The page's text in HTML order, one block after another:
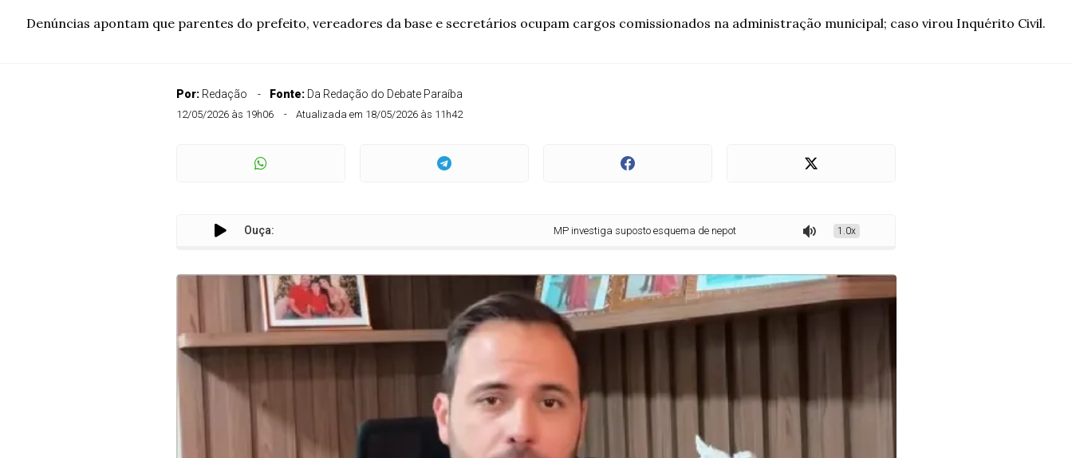
Denúncias apontam que parentes do prefeito, vereadores da base e secretários ocupam cargos comissionados na administração municipal; caso virou Inquérito Civil.
Por: Redação Fonte: Da Redação do Debate Paraíba
12/05/2026 às 19h06 Atualizada em 18/05/2026 às 11h42
Ouça: MP investiga suposto esquema de nepotismo na Prefeitura de Paulista envolvendo familiares do prefeito e aliados
1.0x